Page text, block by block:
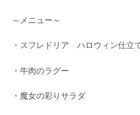
～メニュー～
・スフレドリア ハロウィン仕立
・牛肉のラグー
・魔女の彩りサラダ